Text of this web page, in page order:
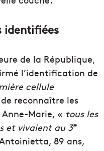
identifiées
de la République,
l’identification de
cellule
reconnaître les
Marie, « tous les
et vivaient au 3e
89 ans,